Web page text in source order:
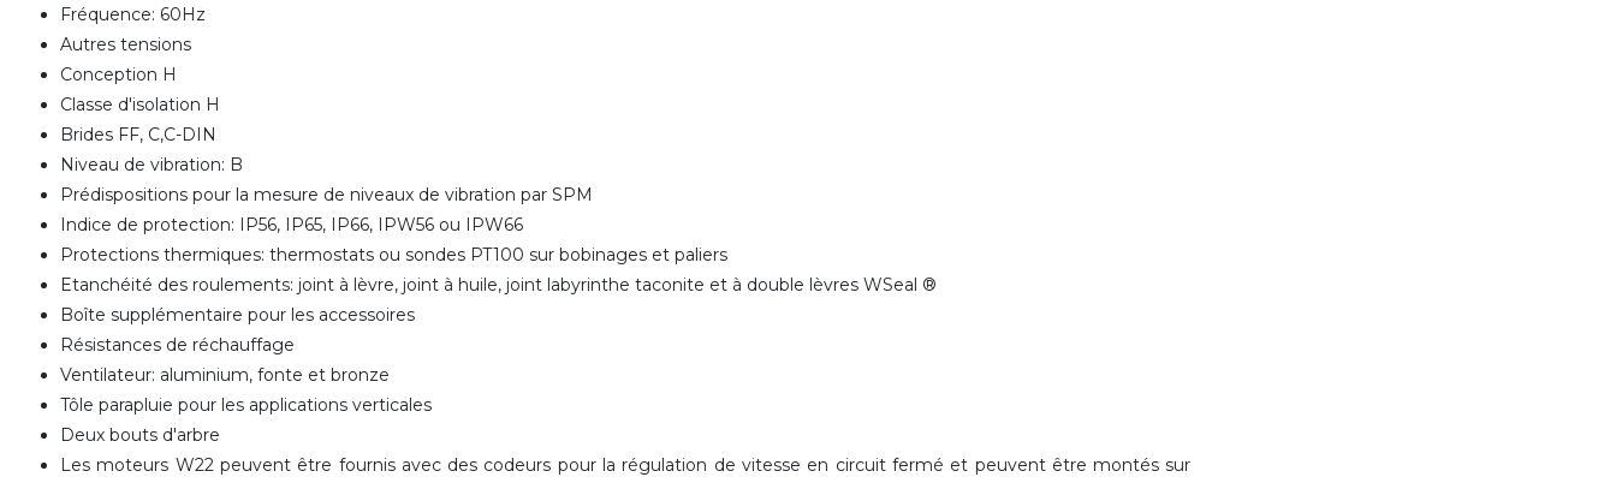
Fréquence: 60Hz
Autres tensions
Conception H
Classe d'isolation H
Brides FF, C,C-DIN
Niveau de vibration: B
Prédispositions pour la mesure de niveaux de vibration par SPM
Indice de protection: IP56, IP65, IP66, IPW56 ou IPW66
Protections thermiques: thermostats ou sondes PT100 sur bobinages et paliers
Etanchéité des roulements: joint à lèvre, joint à huile, joint labyrinthe taconite et à double lèvres WSeal ®
Boîte supplémentaire pour les accessoires
Résistances de réchauffage
Ventilateur: aluminium, fonte et bronze
Tôle parapluie pour les applications verticales
Deux bouts d'arbre
Les moteurs W22 peuvent être fournis avec des codeurs pour la régulation de vitesse en circuit fermé et peuvent être montés sur